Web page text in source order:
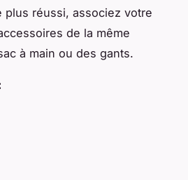
plus réussi, associez votre
de la même
à main ou des gants.